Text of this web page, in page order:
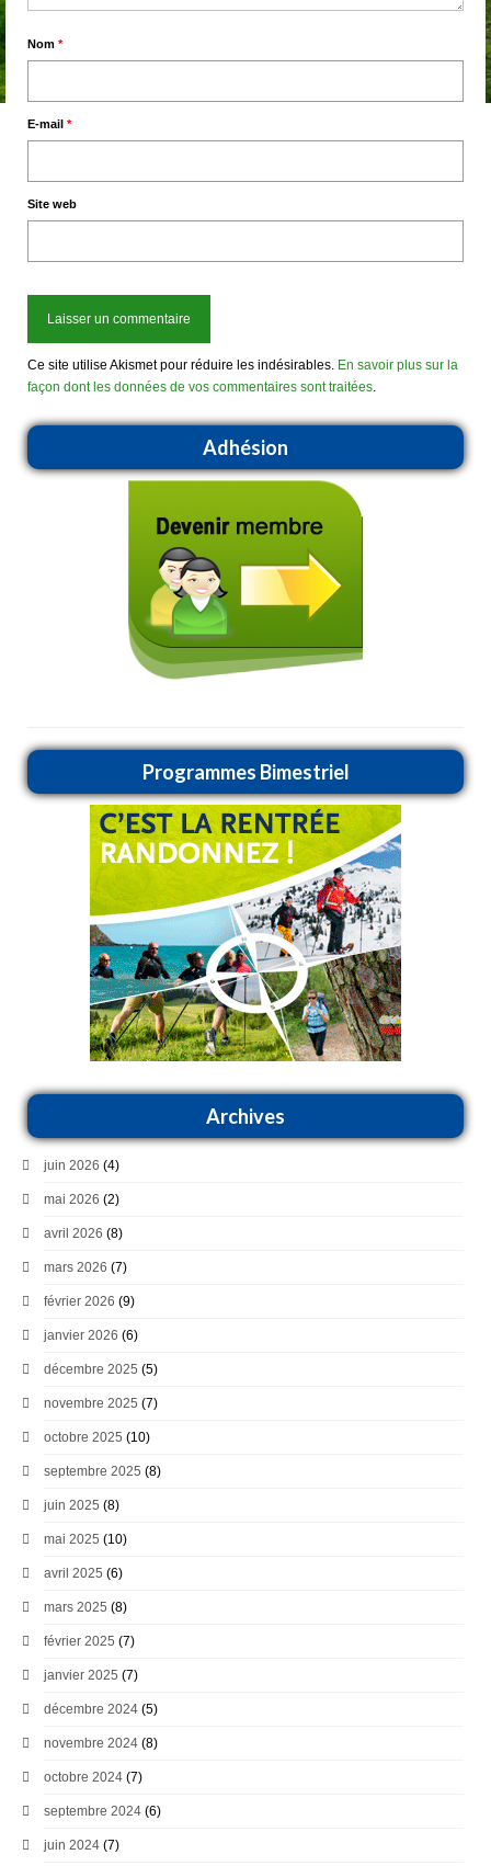
Nom *
E-mail *
Site web
Ce site utilise Akismet pour réduire les indésirables. En savoir plus sur la
façon dont les données de vos commentaires sont traitées
Adhésion
Programmes Bimestriel
Archives
juin 2026 (4)
mai 2026 (2)
avril 2026 (8)
mars 2026 (7)
février 2026 (9)
janvier 2026 (6)
décembre 2025 (5)
novembre 2025 (7)
octobre 2025 (10)
septembre 2025 (8)
juin 2025 (8)
mai 2025 (10)
avril 2025 (6)
mars 2025 (8)
février 2025 (7)
janvier 2025 (7)
décembre 2024 (5)
novembre 2024 (8)
octobre 2024 (7)
septembre 2024 (6)
juin 2024 (7)